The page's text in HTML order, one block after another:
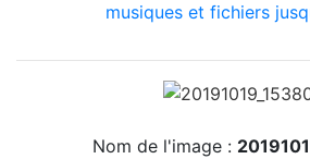
musiques et fichiers
Nom de l'image :